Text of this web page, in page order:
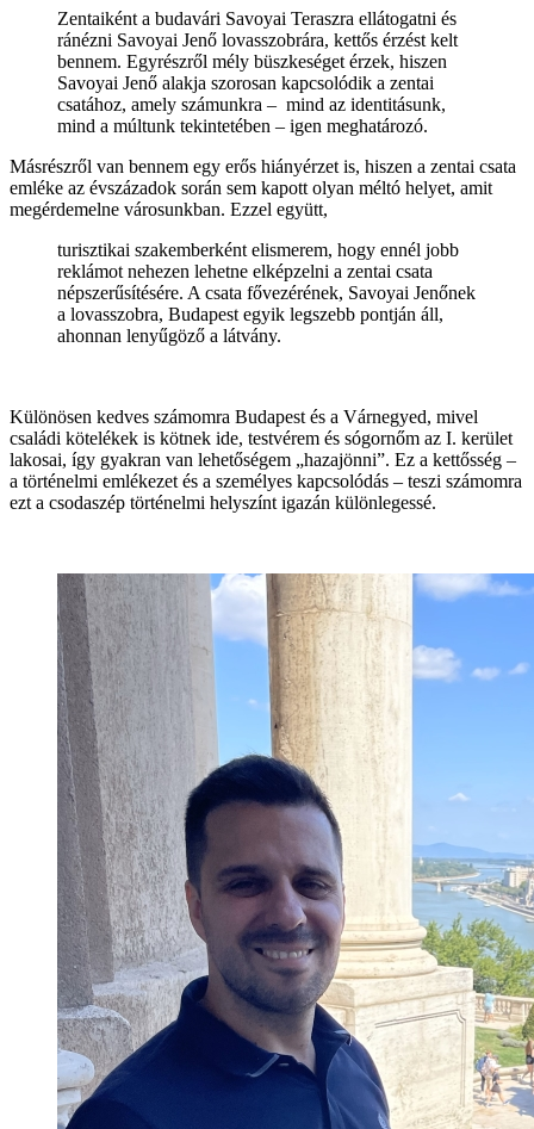
Zentaiként a budavári Savoyai Teraszra ellátogatni és
ránézni Savoyai Jenő lovasszobrára, kettős érzést kelt
bennem. Egyrészről mély büszkeséget érzek, hiszen
Savoyai Jenő alakja szorosan kapcsolódik a zentai
csatához, amely számunkra – mind az identitásunk,
mind a múltunk tekintetében – igen meghatározó.
Másrészről van bennem egy erős hiányérzet is, hiszen a zentai csata
emléke az évszázadok során sem kapott olyan méltó helyet, amit
megérdemelne városunkban. Ezzel együtt,
turisztikai szakemberként elismerem, hogy ennél jobb
reklámot nehezen lehetne elképzelni a zentai csata
népszerűsítésére. A csata fővezérének, Savoyai Jenőnek
a lovasszobra, Budapest egyik legszebb pontján áll,
ahonnan lenyűgöző a látvány.
Különösen kedves számomra Budapest és a Várnegyed, mivel
családi kötelékek is kötnek ide, testvérem és sógornőm az I. kerület
lakosai, így gyakran van lehetőségem „hazajönni”. Ez a kettősség –
a történelmi emlékezet és a személyes kapcsolódás – teszi számomra
ezt a csodaszép történelmi helyszínt igazán különlegessé.